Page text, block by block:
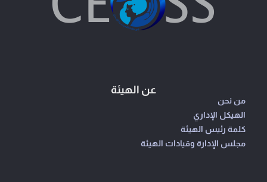
عن الهيئة
من نحن
الهيكل الإداري
كلمة رئيس الهيئة
مجلس الإدارة وقيادات الهيئة